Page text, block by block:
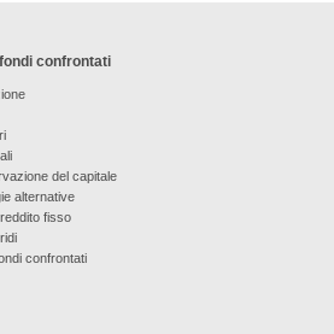
confrontati
del capitale
alternative
fisso
confrontati